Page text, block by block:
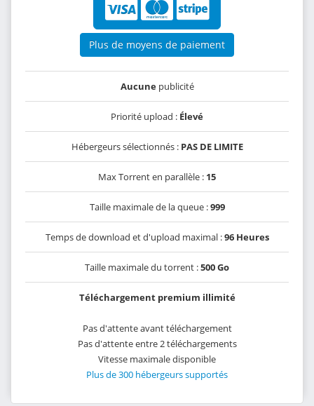
Plus de moyens de paiement
Aucunepublicité
Priorité upload : Élevé
Hébergeurs sélectionnés : PAS DE LIMITE
Max Torrent en parallèle : 15
Taille maximale de la queue :999
Temps de download et d'upload maximal :96 Heures
Taille maximale du torrent :500 Go
Téléchargement premium illimité
Pas d'attente avant téléchargement
Pas d'attente entre 2 téléchargements
Vitesse maximale disponible
Plus de 300 hébergeurs supportés